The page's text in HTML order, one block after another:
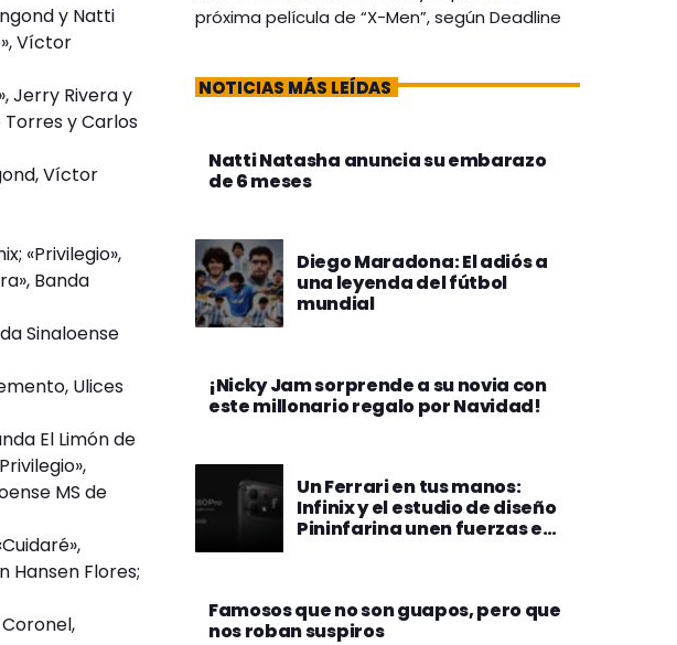
y Natti
Víctor
Jerry Rivera y
Torres y Carlos
Víctor
«Privilegio»,
Banda
Sinaloense
Ulices
El Limón de
MS de
Hansen Flores;
próxima película de “X-Men”, según Deadline
NOTICIAS MÁS LEÍDAS
Natti Natasha anuncia su embarazo
de 6 meses
Diego Maradona: El adiós a
una leyenda del fútbol
mundial
¡Nicky Jam sorprende a su novia con
este millonario regalo por Navidad!
Un Ferrari en tus manos:
Infinix y el estudio de diseño
Pininfarina unen fuerzas en
Famosos que no son guapos, pero que
nos roban suspiros